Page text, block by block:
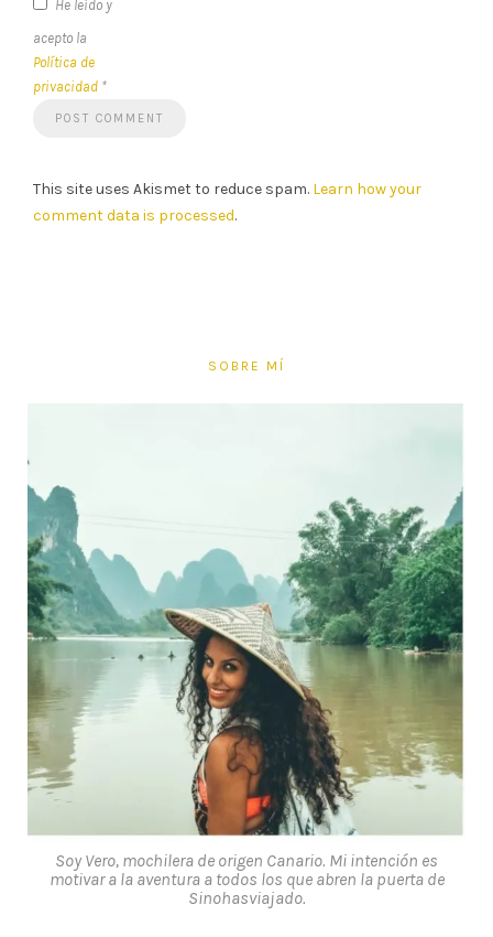
He leído y
acepto la
Política de
privacidad *
This site uses Akismet to reduce spam. Learn how your
comment data is processed.
SOBRE MÍ
Soy Vero, mochilera de origen Canario. Mi intención es
motivar a la aventura a todos los que abren la puerta de
Sinohasviajado.